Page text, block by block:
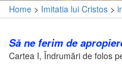
Home > Imitatia lui Cristos >
Să ne ferim de
Cartea I, Îndrumări de folos